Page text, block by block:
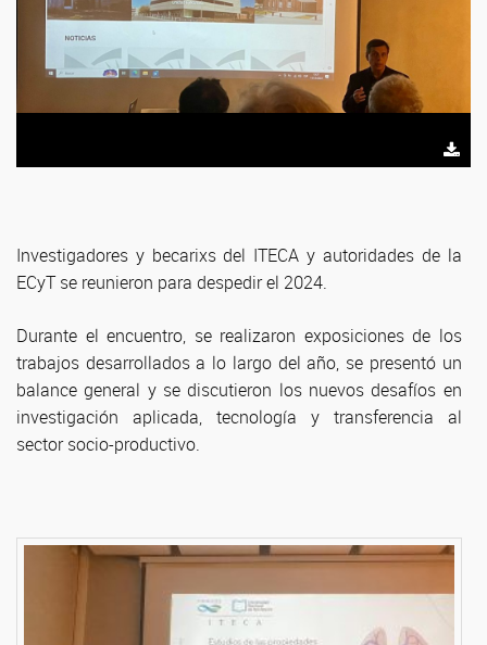
Investigadores y becarixs del ITECA y autoridades de la
ECyT se reunieron para despedir el 2024.
Durante el encuentro, se realizaron exposiciones de los
trabajos desarrollados a lo largo del año, se presentó un
balance general y se discutieron los nuevos desafíos en
investigación aplicada, tecnología y transferencia al
sector socio-productivo.